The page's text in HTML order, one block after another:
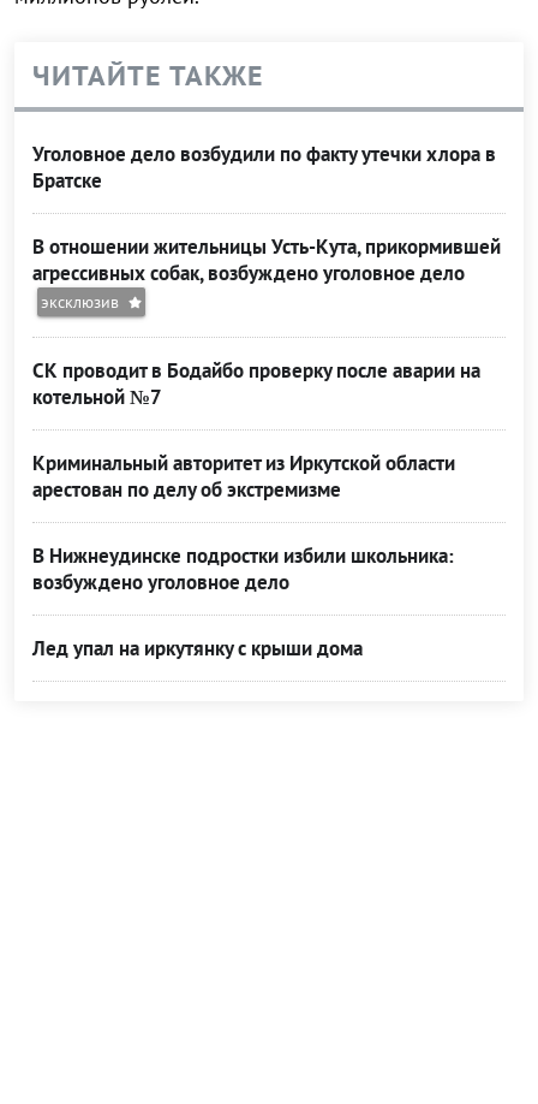
ЧИТАЙТЕ ТАКЖЕ
Уголовное дело возбудили по факту утечки хлора в
Братске
В отношении жительницы Усть-Кута, прикормившей
агрессивных собак, возбуждено уголовное дело
эксклюзив
СК проводит в Бодайбо проверку после аварии на
котельной №7
Криминальный авторитет из Иркутской области
арестован по делу об экстремизме
В Нижнеудинске подростки избили школьника:
возбуждено уголовное дело
Лед упал на иркутянку с крыши дома